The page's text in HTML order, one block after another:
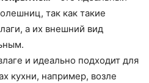
так как такие
а их внешний вид
и идеально подходит для
кухни, например, возле